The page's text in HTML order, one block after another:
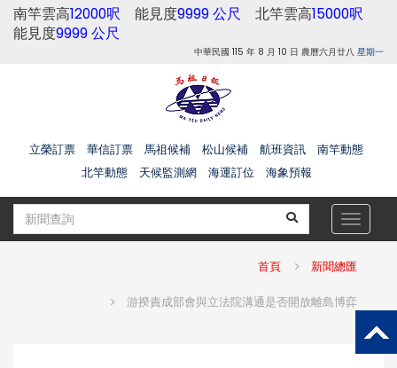
南竿雲高12000呎 能見度9999 公尺 北竿雲高15000呎
能見度9999 公尺
中華民國 115 年 8 月 10 日 農曆六月廿八 星期一
立榮訂票 華信訂票 馬祖候補 松山候補 航班資訊
南竿動態
北竿動態
天候監測網 海運訂位 海象預報
Toggle
首頁 新聞總匯
游揆責成部會與立法院溝通是否開放離島博弈